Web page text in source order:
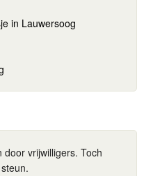
in Lauwersoog
vrijwilligers. Toch